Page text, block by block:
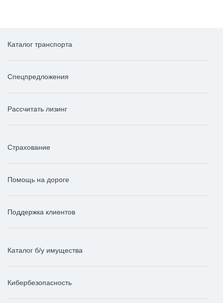
Каталог транспорта
Спецпредложения
Рассчитать лизинг
Страхование
Помощь на дороге
Поддержка клиентов
Каталог б/у имущества
Кибербезопасность